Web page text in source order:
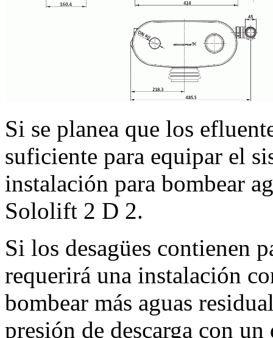
Si se planea que los
suficiente para equipar el
instalación para bombear
Sololift 2 D 2.
Si los desagües contienen
requerirá una instalación
bombear más aguas
presión de descarga con